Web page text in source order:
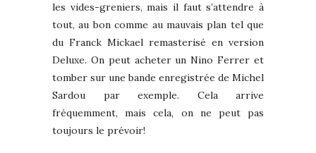
les vides-greniers, mais il faut s’attendre à
tout, au bon comme au mauvais plan tel que
du Franck Mickael remasterisé en version
Deluxe. On peut acheter un Nino Ferrer et
tomber sur une bande enregistrée de Michel
Sardou par exemple. Cela arrive
fréquemment, mais cela, on ne peut pas
toujours le prévoir!